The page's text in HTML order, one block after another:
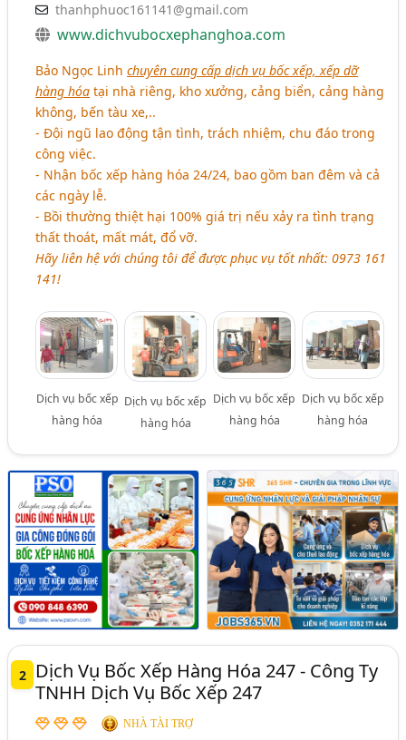
thanhphuoc161141@gmail.com
www.dichvubocxephanghoa.com
Bảo Ngọc Linhchuyên cung cấp dịch vụ bốc xếp, xếp dỡ
hàng hóa tại nhà riêng, kho xưởng, cảng biển, cảng hàng
không, bến tàu xe,..
- Đội ngũ lao động tận tình, trách nhiệm, chu đáo trong
công việc.
- Nhận bốc xếp hàng hóa 24/24, bao gồm ban đêm và cả
các ngày lễ.
- Bồi thường thiệt hại 100% giá trị nếu xảy ra tình trạng
thất thoát, mất mát, đổ vỡ.
Hãy liên hệ với chúng tôi để được phục vụ tốt nhất: 0973 161
141!
Dịch vụ bốc xếp
hàng hóa
Dịch vụ bốc xếp
hàng hóa
Dịch vụ bốc xếp
hàng hóa
Dịch vụ bốc xếp
hàng hóa
2
Dịch Vụ Bốc Xếp Hàng Hóa 247 - Công Ty
TNHH Dịch Vụ Bốc Xếp 247
NHÀ TÀI TRỢ